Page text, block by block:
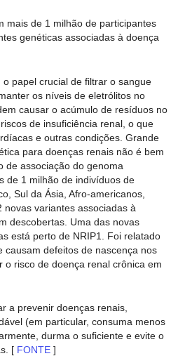
mais de 1 milhão de participantes
genéticas associadas à doença
o papel crucial de filtrar o sangue
os níveis de eletrólitos no
causar o acúmulo de resíduos no
de insuficiência renal, o que
e outras condições. Grande
para doenças renais não é bem
de associação do genoma
de 1 milhão de indivíduos de
Sul da Ásia, Afro-americanos,
novas variantes associadas à
descobertas. Uma das novas
está perto de NRIP1. Foi relatado
causam defeitos de nascença nos
o risco de doença renal crônica em
a prevenir doenças renais,
(em particular, consuma menos
durma o suficiente e evite o
[ FONTE ]